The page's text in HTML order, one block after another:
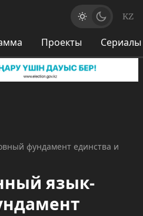
KZ
Проекты Сериалы
фундамент единства и
язык-